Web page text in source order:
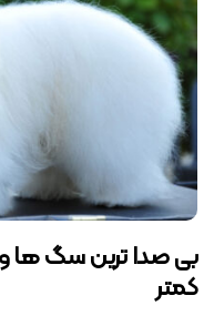
بی صدا ترین سگ ها و
کمتر